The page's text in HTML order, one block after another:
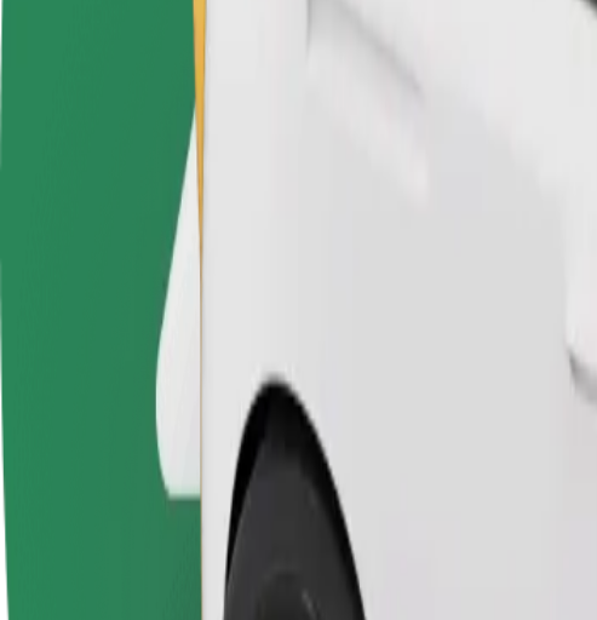
Madeira Cristiano Ronaldo Airport (FNC)
A kényelem és komfort már csak pár érintésre van!
Megbízható fuvarok hétköznapi, közepes méretű járművekkel.